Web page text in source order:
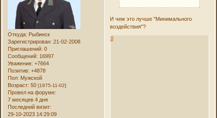
Откуда: Рыбинск
Зарегистрирован: 21-02-2008
Приглашений: 0
Сообщений: 16997
Уважение: +7664
Позитив: +4878
Пол: Мужской
Возраст: 50[1975-11-02]
Провел на форуме:
7 месяцев 4 дня
Последний визит:
29-10-2023 14:29:09
И чем это лучше "Минимального
воздействия"?
0